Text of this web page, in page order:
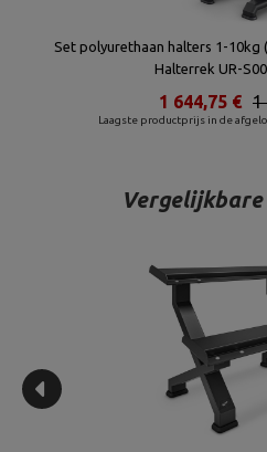
Set polyurethaan halters 1-10kg
Halterrek UR-
Laagste productprijs in de
1
1 644,75 €